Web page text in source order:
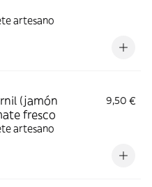
artesano
(jamón
fresco
9,50 €
artesano